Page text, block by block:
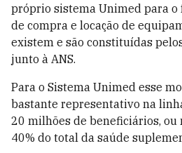
próprio sistema Unimed para o
de compra e locação de
existem e são constituídas
junto à ANS.
Para o Sistema Unimed esse
bastante representativo na
20 milhões de beneficiários, ou
40% do total da saúde